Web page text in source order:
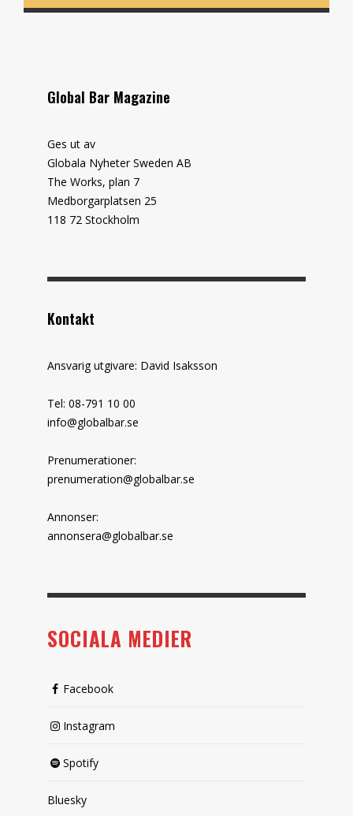
Global Bar Magazine
Ges ut av
Globala Nyheter Sweden AB
The Works, plan 7
Medborgarplatsen 25
118 72 Stockholm
Kontakt
Ansvarig utgivare: David Isaksson
Tel: 08-791 10 00
info@globalbar.se
Prenumerationer:
prenumeration@globalbar.se
Annonser:
annonsera@globalbar.se
SOCIALA MEDIER
Facebook
Instagram
Spotify
Bluesky